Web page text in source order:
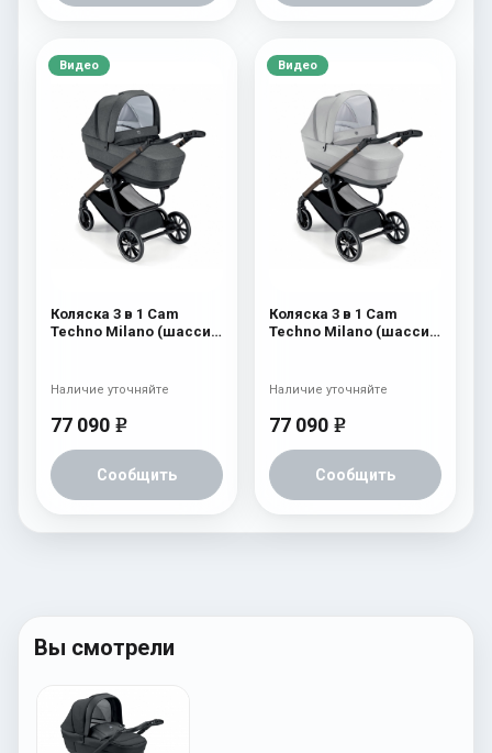
Видео
Коляска 3 в 1 Cam
Techno Milano (шасси
77 090 e
Сообщить
Наличие уточняйте
Видео
Коляска 3 в 1 Cam
Techno Milano (шасси
77 090 e
Сообщить
Наличие уточняйте
Вы смотрели